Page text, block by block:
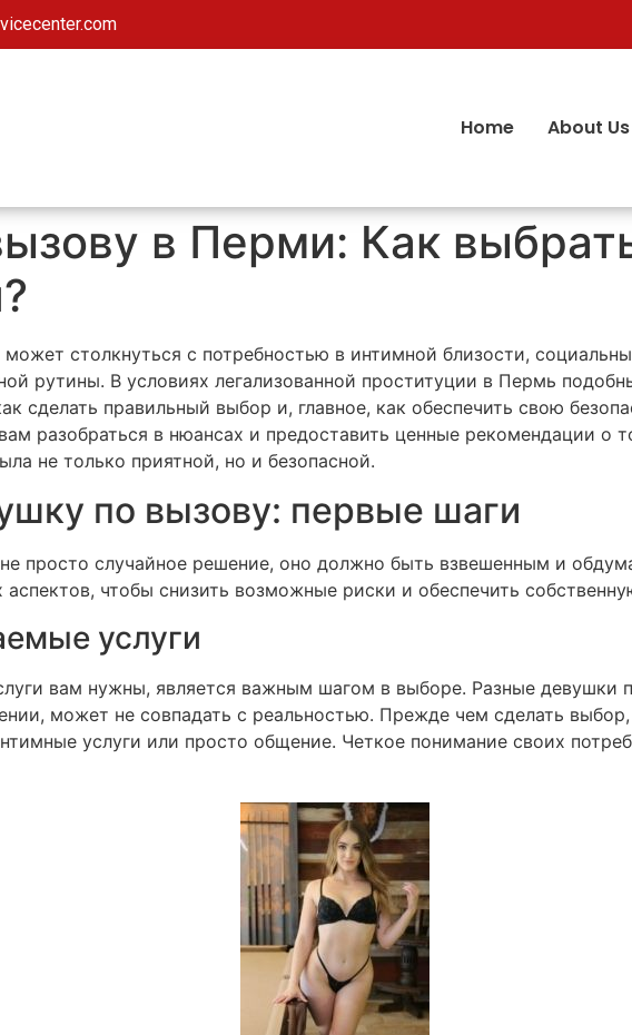
Home About Us
в Перми: Как
столкнуться с потребностью в интимной близости,
рутины. В условиях легализованной проституции в Пермь
сделать правильный выбор и, главное, как обеспечить свою
разобраться в нюансах и предоставить ценные рекомендации о
не только приятной, но и безопасной.
по вызову: первые шаги
просто случайное решение, оно должно быть взвешенным и
чтобы снизить возможные риски и обеспечить
услуги
вам нужны, является важным шагом в выборе. Разные девушки
может не совпадать с реальностью. Прежде чем сделать
услуги или просто общение. Четкое понимание своих